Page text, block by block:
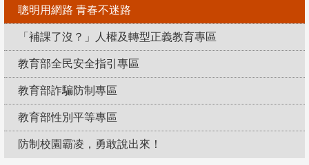
聰明用網路 青春不迷路
「補課了沒？」人權及轉型正義教育專區
教育部全民安全指引專區
教育部詐騙防制專區
教育部性別平等專區
防制校園霸凌，勇敢說出來！